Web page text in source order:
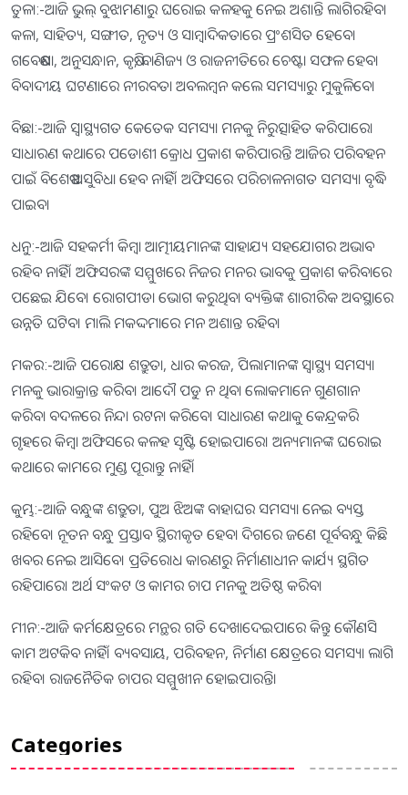
ତୁଳା:-ଆଜି ଭୁଲ୍‌ ବୁଝାମଣାରୁ ଘରୋଇ କଳହକୁ ନେଇ ଅଶାନ୍ତି ଲାଗିରହିବ।
କଳା, ସାହିତ୍ୟ, ସଙ୍ଗୀତ, ନୃତ୍ୟ ଓ ସାମ୍ବାଦିକତାରେ ପ୍ରଂଶସିତ ହେବେ।
ଗବେଷଣା, ଅନୁସନ୍ଧାନ, କୃଷି, ବାଣିଜ୍ୟ ଓ ରାଜନୀତିରେ ଚେଷ୍ଟା ସଫଳ ହେବ।
ବିବାଦୀୟ ଘଟଣାରେ ନୀରବତା ଅବଲମ୍ବନ କଲେ ସମସ୍ୟାରୁ ମୁକୁଳିବେ।
ବିଛା:-ଆଜି ସ୍ବାସ୍ଥ୍ୟଗତ କେତେକ ସମସ୍ୟା ମନକୁ ନିରୁତ୍ସାହିତ କରିପାରେ।
ସାଧାରଣ କଥାରେ ପଡୋଶୀ କ୍ରୋଧ ପ୍ରକାଶ କରିପାରନ୍ତି ଆଜିର ପରିବହନ
ପାଇଁ ବିଶେଷ ଅସୁବିଧା ହେବ ନାହିଁ। ଅଫିସରେ ପରିଚାଳନାଗତ ସମସ୍ୟା ବୃଦ୍ଧି
ପାଇବ।
ଧନୁ:-ଆଜି ସହକର୍ମୀ କିମ୍ବା ଆତ୍ମୀୟମାନଙ୍କ ସାହାଯ୍ୟ ସହଯୋଗର ଅଭାବ
ରହିବ ନାହିଁ। ଅଫିସରଙ୍କ ସମ୍ମୁଖରେ ନିଜର ମନର ଭାବକୁ ପ୍ରକାଶ କରିବାରେ
ପଛେଇ ଯିବେ। ରୋଗପୀଡା ଭୋଗ କରୁଥିବା ବ୍ୟକ୍ତିଙ୍କ ଶାରୀରିକ ଅବସ୍ଥାରେ
ଉନ୍ନତି ଘଟିବ। ମାଲି ମକଦ୍ଦମାରେ ମନ ଅଶାନ୍ତ ରହିବ।
ମକର:-ଆଜି ପରୋକ୍ଷ ଶତ୍ରୁତା, ଧାର କରଜ, ପିଲାମାନଙ୍କ ସ୍ବାସ୍ଥ୍ୟ ସମସ୍ୟା
ମନକୁ ଭାରାକ୍ରାନ୍ତ କରିବ। ଆଦୌ ପଡୁ ନ ଥିବା ଲୋକମାନେ ଗୁଣଗାନ
କରିବା ବଦଳରେ ନିନ୍ଦା ରଟନା କରିବେ। ସାଧାରଣ କଥାକୁ କେନ୍ଦ୍ରକରି
ଗୃହରେ କିମ୍ବା ଅଫିସରେ କଳହ ସୃଷ୍ଟି ହୋଇପାରେ। ଅନ୍ୟମାନଙ୍କ ଘରୋଇ
କଥାରେ କାମରେ ମୁଣ୍ଡ ପୂରାନ୍ତୁ ନାହିଁ।
କୁମ୍ଭ:-ଆଜି ବନ୍ଧୁଙ୍କ ଶତ୍ରୁତା, ପୁଅ ଝିଅଙ୍କ ବାହାଘର ସମସ୍ୟା ନେଇ ବ୍ୟସ୍ତ
ରହିବେ। ନୂତନ ବନ୍ଧୁ ପ୍ରସ୍ତାବ ସ୍ଥିରୀକୃତ ହେବା ଦିଗରେ ଜଣେ ପୂର୍ବବନ୍ଧୁ କିଛି
ଖବର ନେଇ ଆସିବେ। ପ୍ରତିରୋଧ କାରଣରୁ ନିର୍ମାଣାଧୀନ କାର୍ଯ୍ୟ ସ୍ଥଗିତ
ରହିପାରେ। ଅର୍ଥ ସଂକଟ ଓ କାମର ଚାପ ମନକୁ ଅତିଷ୍ଠ କରିବ।
ମୀନ:-ଆଜି କର୍ମକ୍ଷେତ୍ରରେ ମନ୍ଥର ଗତି ଦେଖାଦେଇପାରେ କିନ୍ତୁ କୌଣସି
କାମ ଅଟକିବ ନାହିଁ। ବ୍ୟବସାୟ, ପରିବହନ, ନିର୍ମାଣ କ୍ଷେତ୍ରରେ ସମସ୍ୟା ଲାଗି
ରହିବ। ରାଜନୈତିକ ଚାପର ସମ୍ମୁଖୀନ ହୋଇପାରନ୍ତି।
Categories